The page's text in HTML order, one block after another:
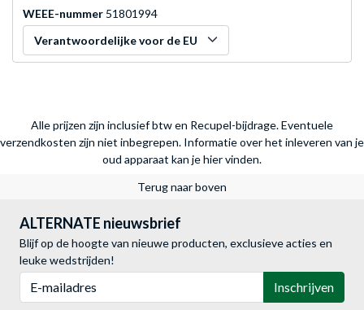
WEEE-nummer 51801994
Verantwoordelijke voor de EU
Alle prijzen zijn inclusief btw en Recupel-bijdrage. Eventuele
verzendkosten zijn niet inbegrepen. Informatie over het inleveren van je
oud apparaat kan je hier vinden.
Terug naar boven
ALTERNATE nieuwsbrief
Blijf op de hoogte van nieuwe producten, exclusieve acties en
leuke wedstrijden!
Inschrijven